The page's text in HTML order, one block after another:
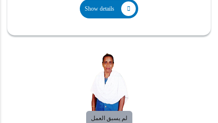
Show details
لم يسبق العمل